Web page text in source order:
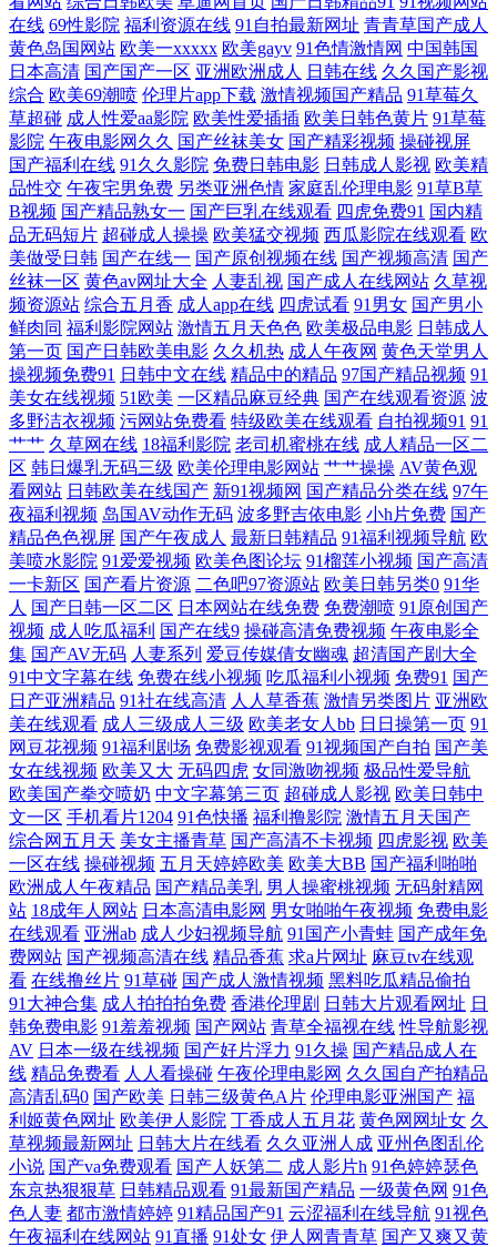
线观看 国产丝袜美腿无毒在线 成人伦理在线观看国产 69AV视频 午夜色被
窝 精品就在欧美精品一 操人人aV 三级午夜在线 欧美色久 老湿影院免费x
片 福利你懂的 操逼电彭 成人福利AV 超碰人草 91最新资 亚洲a视频 欧美
性爱V 国产一区在线不 自拍乱伦中 亚洲视频精品专区 精品影视网站入口
宅男噜噜噜66网 免费影院官网 91精品国产福利尤物 欧美日韩午夜情爱在
线 按摩一区二区 日本私人影院 大香蕉福利导航 午夜看片未满十八勿进 黑
丝91视频 97电影在线看 日本3级中文字幕 成全影视大全在线观看第4季 三
级在线电影 国产AV电影网站 天堂v国产综合 国产精品一区二区免费 亚洲
成人福利在线 国产做a爱免 亚洲欧洲国产一区 久草热热精品久久 在线成
人aa在线看片 97超碰在线公开 日产电影一区二区三区 国产插逼视频 我国
合法的配资平台 国产热六 亚洲第一自拍 免费电影院网站大全8090 91精品
在线国产 欧美男女视频一区二区区网 av资源在线网站 日本电影a级久久 亚
洲日本一区二 国产真实乱对 亚洲第一夜 国产男女爽 夜夜橾天天橾 欧美性
爱第三页 国产精品久久AV 景甜床震戏视 福利区在线观看 亚洲中文字幕在
线播放 日本操逼片 日本天堂视 日韩在线观 另类重口味网 超清神马影院
亚洲天堂 日韩精品免费一 激情色色中文字幕 91社私密麻豆 欧美日韩国产
人人 91社区免费视频 女邻居丰满的奶水 高清在线观看av 日韩欧美偷拍 成
年人午夜网站 区在线看免费看 99在线小视 欧美日韩高清国产 爱搞视频在
线播放 屁屁影院第二页 97超碰在线视 欧美暴力深喉囗 91tv成人 美女被草
原来神马极速影院极速 精品在线观看欧 樱桃熟了A级毛片 精品亚洲麻豆1
区2区3区 亚洲综人网 91青草视频网 牛牛精品一 61视频网站免费入口在线
看 免费电视网站免费 2544126688856686看片成人无码 免费精品美 WWW
婷婷c0m 三级国产视频 午夜一区二区在 糟蹋小少妇17p 手机80s电影网 国
在线 69性影院 福利资源在线 91自拍最新网址 青青草国产成人
黄色岛国网站 欧美一xxxxx 欧美gayv 91色情激情网 中国韩国
日本高清 国产国产一区 亚洲欧洲成人 日韩在线 久久国产影视
综合 欧美69潮喷 伦理片app下载 激情视频国产精品 91草莓久
草超碰 成人性爱aa影院 欧美性爱插插 欧美日韩色黄片 91草莓
影院 午夜电影网久久 国产丝袜美女 国产精彩视频 操碰视屏
国产福利在线 91久久影院 免费日韩电影 日韩成人影视 欧美精
品性交 午夜宅男免费 另类亚洲色情 家庭乱伦理电影 91草B草
B视频 国产精品熟女一 国产巨乳在线观看 四虎免费91 国内精
品无码短片 超碰成人操操 欧美猛交视频 西瓜影院在线观看 欧
美做受日韩 国产在线一 国产原创视频在线 国产视频高清 国产
丝袜一区 黄色av网址大全 人妻乱视 国产成人在线网站 久草视
频资源站 综合五月香 成人app在线 四虎试看 91男女 国产男小
鲜肉同 福利影院网站 激情五月天色色 欧美极品电影 日韩成人
第一页 国产日韩欧美电影 久久机热 成人午夜网 黄色天堂男人
操视频免费91 日韩中文在线 精品中的精品 97国产精品视频 91
美女在线视频 51欧美 一区精品麻豆经典 国产在线观看资源 波
多野洁衣视频 污网站免费看 特级欧美在线观看 自拍视频91 91
艹艹 久草网在线 18福利影院 老司机蜜桃在线 成人精品一区二
区 韩日爆乳无码三级 欧美伦理电影网站 艹艹操操 AV黄色观
看网站 日韩欧美在线国产 新91视频网 国产精品分类在线 97午
夜福利视频 岛国AV动作无码 波多野吉依电影 小h片免费 国产
精品色色视屏 国产午夜成人 最新日韩精品 91福利视频导航 欧
美喷水影院 91爱爱视频 欧美色图论坛 91榴莲小视频 国产高清
一卡新区 国产看片资源 二色吧97资源站 欧美日韩另类0 91华
人 国产日韩一区二区 日本网站在线免费 免费潮喷 91原创国产
视频 成人吃瓜福利 国产在线9 操碰高清免费视频 午夜电影全
集 国产AV无码 人妻系列 爱豆传媒倩女幽魂 超清国产剧大全
91中文字幕在线 免费在线小视频 吃瓜福利小视频 免费91 国产
日产亚洲精品 91社在线高清 人人草香蕉 激情另类图片 亚洲欧
美在线观看 成人三级成人三级 欧美老女人bb 日日操第一页 91
网豆花视频 91福利剧场 免费影视观看 91视频国产自拍 国产美
女在线视频 欧美又大 无码四虎 女同激吻视频 极品性爱导航
欧美国产拳交喷奶 中文字幕第三页 超碰成人影视 欧美日韩中
文一区 手机看片1204 91色快播 福利撸影院 激情五月天国产
综合网五月天 美女主播青草 国产高清不卡视频 四虎影视 欧美
一区在线 操碰视频 五月天婷婷欧美 欧美大BB 国产福利啪啪
欧洲成人午夜精品 国产精品美乳 男人操蜜桃视频 无码射精网
站 18成年人网站 日本高清电影网 男女啪啪午夜视频 免费电影
在线观看 亚洲ab 成人少妇视频导航 91国产小青蛙 国产成年免
费网站 国产视频高清在线 精品香蕉 求a片网址 麻豆tv在线观
看 在线撸丝片 91草碰 国产成人激情视频 黑料吃瓜精品偷拍
91大神合集 成人拍拍拍免费 香港伦理剧 日韩大片观看网址 日
韩免费电影 91羞羞视频 国产网站 青草全福视在线 性导航影视
AV 日本一级在线视频 国产好片浮力 91久操 国产精品成人在
线 精品免费看 人人看操碰 午夜伦理电影网 久久国自产拍精品
高清乱码0 国产欧美 日韩三级黄色A片 伦理电影亚洲国产 福
利姬黄色网址 欧美伊人影院 丁香成人五月花 黄色网网址女 久
草视频最新网址 日韩大片在线看 久久亚洲人成 亚州色图乱伦
小说 国产va免费观看 国产人妖第二 成人影片h 91色婷婷瑟色
东京热狠狠草 日韩精品观看 91最新国产精品 一级黄色网 91色
色人妻 都市激情婷婷 91精品国产91 云涩福利在线导航 91视色
午夜福利在线网站 91直播 91处女 伊人网青青草 国产又爽又黄